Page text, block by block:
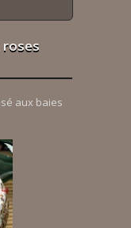
aux baies